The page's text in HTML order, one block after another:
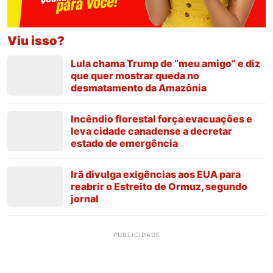
Viu isso?
Lula chama Trump de “meu amigo” e diz
que quer mostrar queda no
desmatamento da Amazônia
Incêndio florestal força evacuações e
leva cidade canadense a decretar
estado de emergência
Irã divulga exigências aos EUA para
reabrir o Estreito de Ormuz, segundo
jornal
PUBLICIDADE